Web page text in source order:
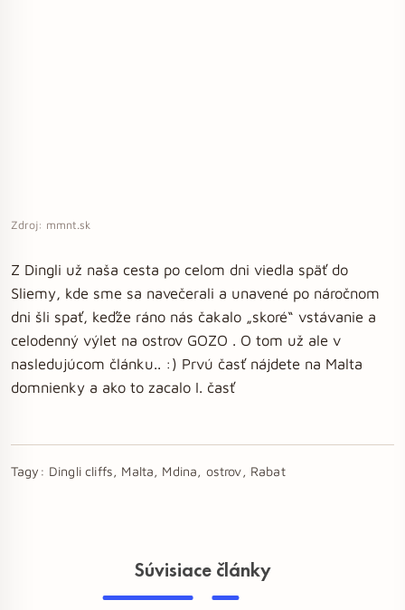
Zdroj: mmnt.sk
Z Dingli už naša cesta po celom dni viedla späť do
Sliemy, kde sme sa navečerali a unavené po náročnom
dni šli spať, keďže ráno nás čakalo „skoré“ vstávanie a
celodenný výlet na ostrov GOZO . O tom už ale v
nasledujúcom článku.. :) Prvú časť nájdete na Malta
domnienky a ako to zacalo I. časť
Tagy: Dingli cliffs, Malta, Mdina, ostrov, Rabat
Súvisiace články